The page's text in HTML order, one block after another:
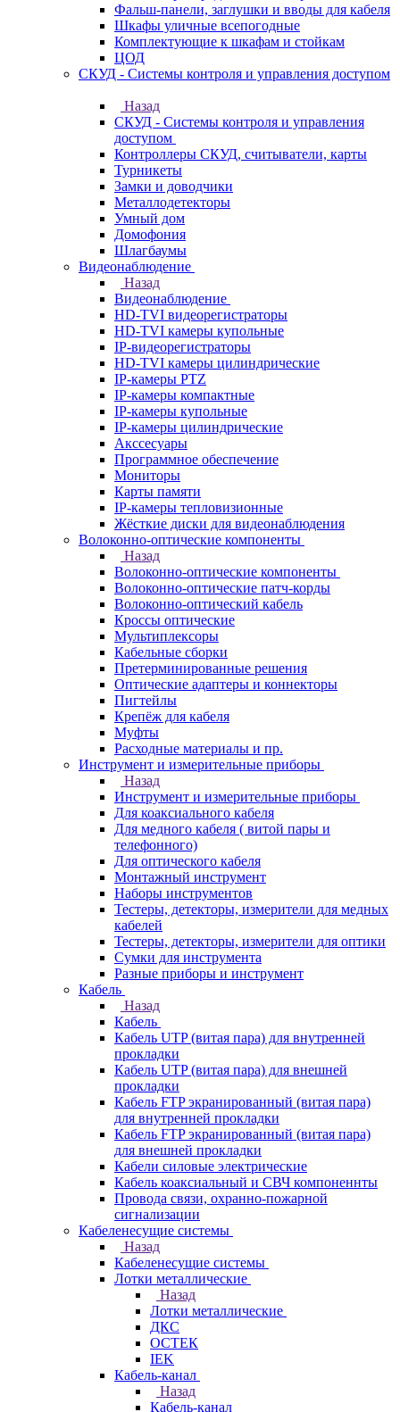
Фальш-панели, заглушки и вводы для кабеля
Шкафы уличные всепогодные
Комплектующие к шкафам и стойкам
ЦОД
СКУД - Системы контроля и управления доступом
Назад
СКУД - Системы контроля и управления
доступом
Контроллеры СКУД, считыватели, карты
Турникеты
Замки и доводчики
Металлодетекторы
Умный дом
Домофония
Шлагбаумы
Видеонаблюдение
Назад
Видеонаблюдение
HD-TVI видеорегистраторы
HD-TVI камеры купольные
IP-видеорегистраторы
HD-TVI камеры цилиндрические
IP-камеры PTZ
IP-камеры компактные
IP-камеры купольные
IP-камеры цилиндрические
Акссесуары
Программное обеспечение
Мониторы
Карты памяти
IP-камеры тепловизионные
Жёсткие диски для видеонаблюдения
Волоконно-оптические компоненты
Назад
Волоконно-оптические компоненты
Волоконно-оптические патч-корды
Волоконно-оптический кабель
Кроссы оптические
Мультиплексоры
Кабельные сборки
Претерминированные решения
Оптические адаптеры и коннекторы
Пигтейлы
Крепёж для кабеля
Муфты
Расходные материалы и пр.
Инструмент и измерительные приборы
Назад
Инструмент и измерительные приборы
Для коаксиального кабеля
Для медного кабеля ( витой пары и
телефонного)
Для оптического кабеля
Монтажный инструмент
Наборы инструментов
Тестеры, детекторы, измерители для медных
кабелей
Тестеры, детекторы, измерители для оптики
Сумки для инструмента
Разные приборы и инструмент
Кабель
Назад
Кабель
Кабель UTP (витая пара) для внутренней
прокладки
Кабель UTP (витая пара) для внешней
прокладки
Кабель FTP экранированный (витая пара)
для внутренней прокладки
Кабель FTP экранированный (витая пара)
для внешней прокладки
Кабели силовые электрические
Кабель коаксиальный и СВЧ компоненнты
Провода связи, охранно-пожарной
сигнализации
Кабеленесущие системы
Назад
Кабеленесущие системы
Лотки металлические
Назад
Лотки металлические
ДКС
ОСТЕК
IEK
Кабель-канал
Назад
Кабель-канал